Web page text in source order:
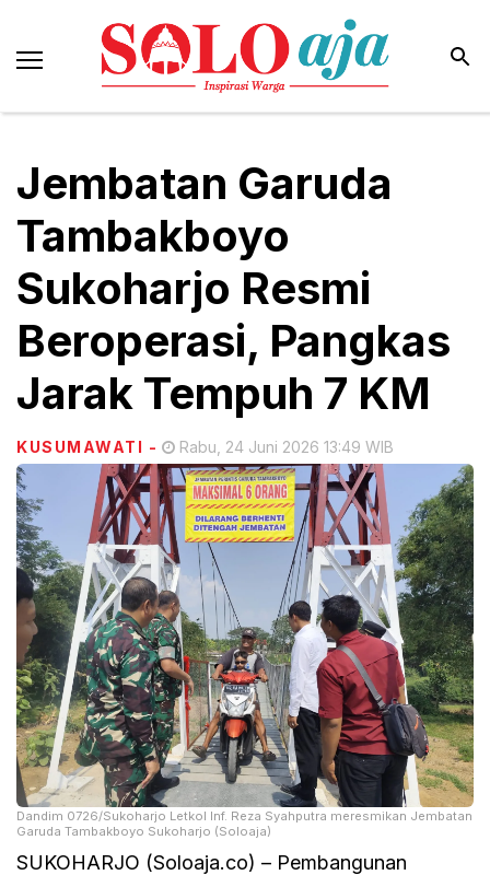
Jembatan Garuda
Tambakboyo
Sukoharjo Resmi
Beroperasi, Pangkas
Jarak Tempuh 7 KM
KUSUMAWATI - Rabu, 24 Juni 2026 13:49 WIB
Dandim 0726/Sukoharjo Letkol Inf. Reza Syahputra meresmikan Jembatan
Garuda Tambakboyo Sukoharjo (Soloaja)
SUKOHARJO (Soloaja.co) – Pembangunan